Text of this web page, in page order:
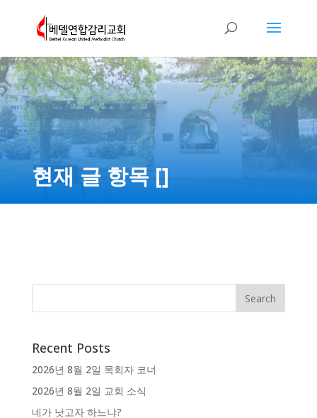
현재 글 항목 []
Recent Posts
2026년 8월 2일 목회자 코너
2026년 8월 2일 교회 소식
네가 낫고자 하느냐?